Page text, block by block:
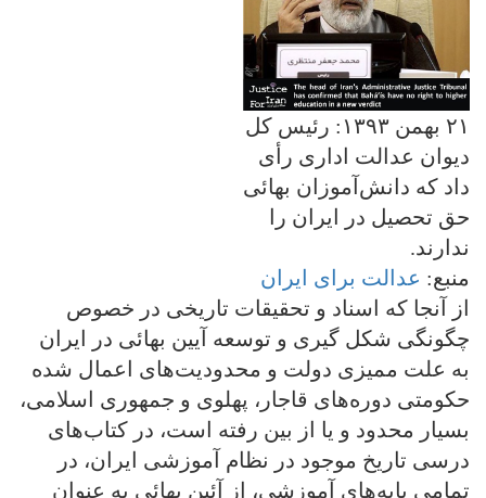
۲۱ بهمن ۱۳۹۳: رئيس کل
دیوان عدالت اداری رأی
داد که دانش‌آموزان بهائی
حق تحصیل در ایران را
ندارند.
منبع: عدالت برای ایران
از آنجا که اسناد و تحقیقات تاریخی در خصوص
چگونگی شکل گیری و توسعه آیین بهائی در ایران
به علت ممیزی دولت و محدودیت‌های اعمال شده
حکومتی دوره‌های قاجار، پهلوی و جمهوری اسلامی،
بسیار محدود و یا از بین رفته است، در کتاب‌های
درسی تاریخ موجود در نظام آموزشی ایران، در
تمامی‌ پایه‌های آموزشی، از آئین بهائی به عنوان